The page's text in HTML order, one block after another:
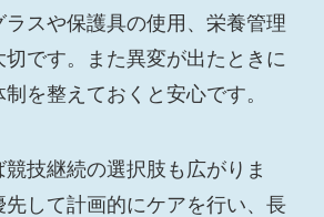
ラスや保護具の使用、栄養管理
です。また異変が出たときに
を整えておくと安心です。
技継続の選択肢も広がりま
して計画的にケアを行い、長